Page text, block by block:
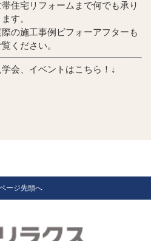
住宅リフォームまで何でも承り
ます。
の施工事例ビフォーアフターも
ください。
会、イベントはこちら！↓
ージ先頭へ